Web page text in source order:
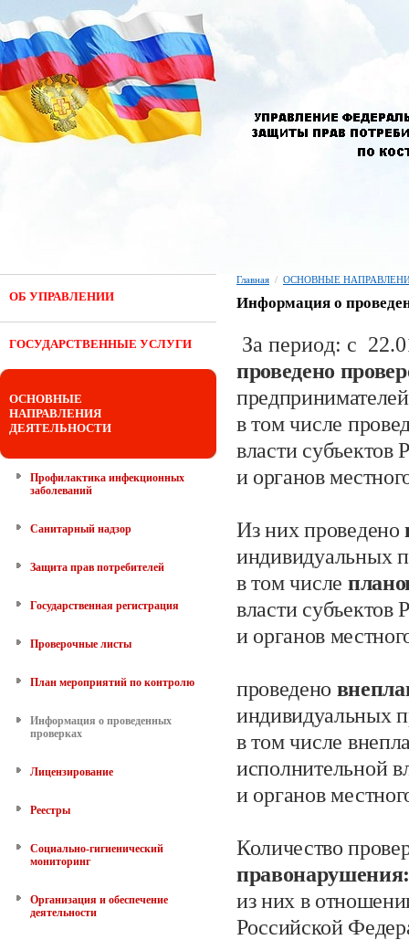
ОБ УПРАВЛЕНИИ
ГОСУДАРСТВЕННЫЕ УСЛУГИ
ОСНОВНЫЕ
НАПРАВЛЕНИЯ
ДЕЯТЕЛЬНОСТИ
Профилактика инфекционных
заболеваний
Санитарный надзор
Защита прав потребителей
Государственная регистрация
Проверочные листы
План мероприятий по контролю
Информация о проведенных
проверках
Лицензирование
Реестры
Социально-гигиенический
мониторинг
Организация и обеспечение
деятельности
Главная / ОСНОВНЫЕ
Информация о
За период: с
проведено
в том числе
власти субъектов
и органов
Из них проведено
индивидуальных
в том числе
власти
и органов
проведено
индивидуальных
в том числе
исполнительной
и органов
Количество
из них в
Российской